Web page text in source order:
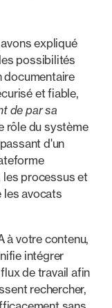
expliqué
possibilités
documentaire
et fiable,
de par sa
rôle du système
d'un
les processus et
les avocats
à votre contenu,
intégrer
de travail afin
rechercher,